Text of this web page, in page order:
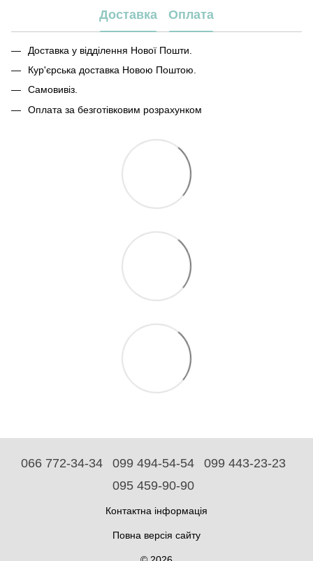
Доставка Оплата
Доставка у відділення Нової Пошти.
Кур'єрська доставка Новою Поштою.
Самовивіз.
Оплата за безготівковим розрахунком
066 772-34-34 099 494-54-54
099 443-23-23
095 459-90-90
Контактна інформація
Повна версія сайту